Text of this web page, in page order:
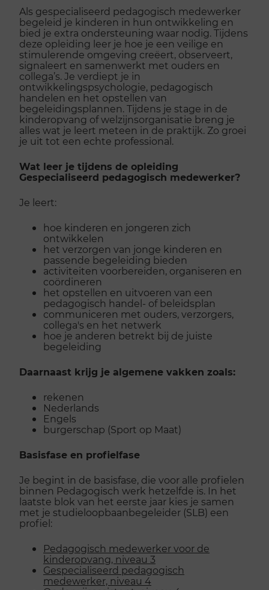
Als gespecialiseerd pedagogisch medewerker
begeleid je kinderen in hun ontwikkeling en
bied je extra ondersteuning waar nodig. Tijdens
deze opleiding leer je hoe je een veilige en
stimulerende omgeving creëert, observeert,
signaleert en samenwerkt met ouders en
collega’s. Je verdiept je in
ontwikkelingspsychologie, pedagogisch
handelen en het opstellen van
begeleidingsplannen. Tijdens je stage in de
kinderopvang of welzijnsorganisatie breng je
alles wat je leert meteen in de praktijk. Zo groei
je uit tot een echte professional.
Wat leer je tijdens de opleiding
Gespecialiseerd pedagogisch medewerker?
Je leert:
hoe kinderen en jongeren zich
ontwikkelen
het verzorgen van jonge kinderen en
passende begeleiding bieden
activiteiten voorbereiden, organiseren en
coördineren
het opstellen en uitvoeren van een
pedagogisch handel- of beleidsplan
communiceren met ouders, verzorgers,
collega's en het netwerk
hoe je anderen betrekt bij de juiste
begeleiding
Daarnaast krijg je algemene vakken zoals:
rekenen
Nederlands
Engels
burgerschap (Sport op Maat)
Basisfase en profielfase
Je begint in de basisfase, die voor alle profielen
binnen Pedagogisch werk hetzelfde is. In het
laatste blok van het eerste jaar kies je samen
met je studieloopbaanbegeleider (SLB) een
profiel:
Pedagogisch medewerker voor de
kinderopvang, niveau 3
Gespecialiseerd pedagogisch
medewerker, niveau 4